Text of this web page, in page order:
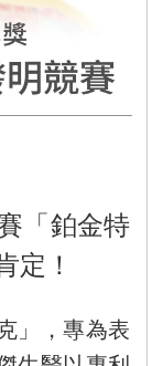
「鉑金特
定！
」，專為表